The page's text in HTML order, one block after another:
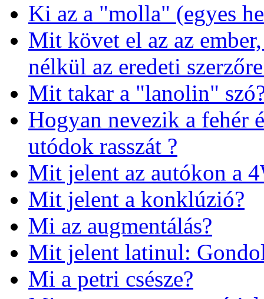
Ki az a "molla" (egyes
Mit követ el az az
nélkül az eredeti
Mit takar a "lanolin"
Hogyan nevezik a fehér
utódok rasszát ?
Mit jelent az autókon a
Mit jelent a konklúzió?
Mi az augmentálás?
Mit jelent latinul:
Mi a petri csésze?